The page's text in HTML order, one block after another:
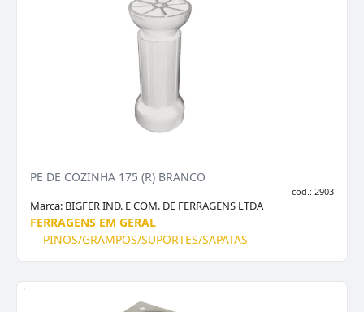
PE DE COZINHA 175 (R) BRANCO
cod.: 2903
Marca: BIGFER IND. E COM. DE FERRAGENS LTDA
FERRAGENS EM GERAL
PINOS/GRAMPOS/SUPORTES/SAPATAS